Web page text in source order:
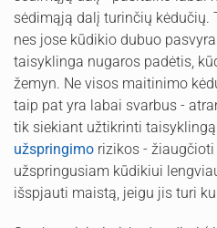
sėdimąją dalį turinčių kėdučių.
nes jose kūdikio dubuo
taisyklinga nugaros padėtis,
žemyn. Ne visos maitinimo
taip pat yra labai svarbus -
tik siekiant užtikrinti
užspringimo rizikos -
užspringusiam kūdikiui
išspjauti maistą, jeigu jis turi